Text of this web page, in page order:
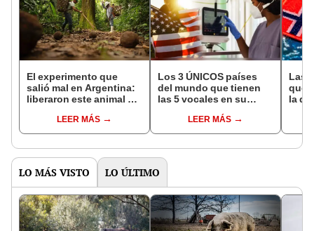
El experimento que
salió mal en Argentina:
liberaron este animal y
bosques milenarios de
la Patagonia
LEER MÁS
Los 3 ÚNICOS países
del mundo que tienen
las 5 vocales en su
con unoLEER MÁS
Las
que
la de
LO MÁS VISTO LO ÚLTIMO